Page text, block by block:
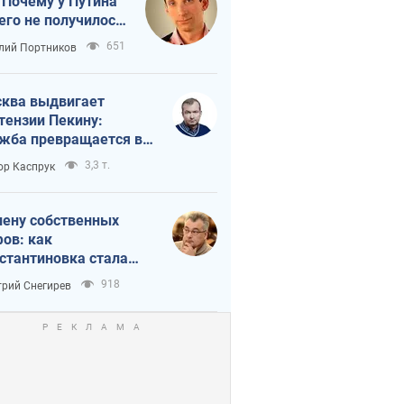
не получилось
Портников 651
выдвигает
Пекину:
превращается в
России от
Каспрук 3,3 т.
собственных
как
стала
идеологической
для российских
Снегирев 918